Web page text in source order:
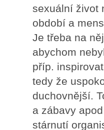
sexuální život
období a
Je třeba na
abychom
příp.
tedy že
duchovnější.
a zábavy
stárnutí